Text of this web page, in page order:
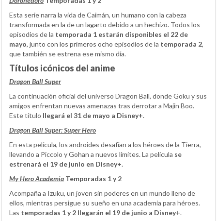
Esta serie narra la vida de Caimán, un humano con la cabeza
transformada en la de un lagarto debido a un hechizo. Todos los
episodios de la temporada 1 estarán disponibles el 22 de
mayo, junto con los primeros ocho episodios de la temporada 2,
que también se estrena ese mismo día.
Títulos icónicos del anime
Dragon Ball Super
La continuación oficial del universo Dragon Ball, donde Goku y sus
amigos enfrentan nuevas amenazas tras derrotar a Majin Boo.
Este título llegará el 31 de mayo a Disney+.
Dragon Ball Super: Super Hero
En esta película, los androides desafían a los héroes de la Tierra,
llevando a Piccolo y Gohan a nuevos límites. La película se
estrenará el 19 de junio en Disney+.
My Hero Academia Temporadas 1 y 2
Acompaña a Izuku, un joven sin poderes en un mundo lleno de
ellos, mientras persigue su sueño en una academia para héroes.
Las temporadas 1 y 2 llegarán el 19 de junio a Disney+.